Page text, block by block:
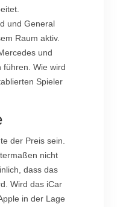
und General
Raum aktiv.
und
führen. Wie wird
Spieler
der Preis sein.
nicht
dass das
Wird das iCar
in der Lage